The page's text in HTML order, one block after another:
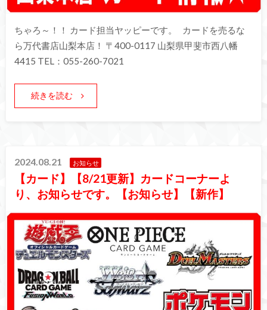
ちゃろ～！！ カード担当ヤッピーです。 カードを売るな
ら万代書店山梨本店！ 〒400-0117 山梨県甲斐市西八幡
4415 TEL：055-260-7021
続きを読む
2024.08.21 お知らせ
【カード】【8/21更新】カードコーナーよ
り、お知らせです。【お知らせ】【新作】